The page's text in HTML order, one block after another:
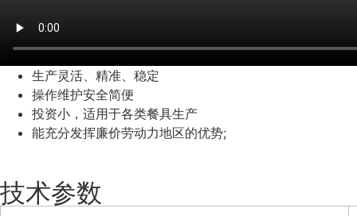
生产灵活、精准、稳定
操作维护安全简便
投资小，适用于各类餐具生产
能充分发挥廉价劳动力地区的优势;
技术参数